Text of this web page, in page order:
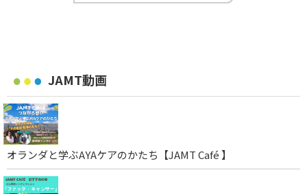
JAMT動画
オランダと学ぶAYAケアのかたち【JAMT Café 】